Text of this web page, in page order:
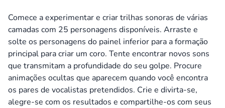
Comece a experimentar e criar trilhas sonoras de várias
camadas com 25 personagens disponíveis. Arraste e
solte os personagens do painel inferior para a formação
principal para criar um coro. Tente encontrar novos sons
que transmitam a profundidade do seu golpe. Procure
animações ocultas que aparecem quando você encontra
os pares de vocalistas pretendidos. Crie e divirta-se,
alegre-se com os resultados e compartilhe-os com seus